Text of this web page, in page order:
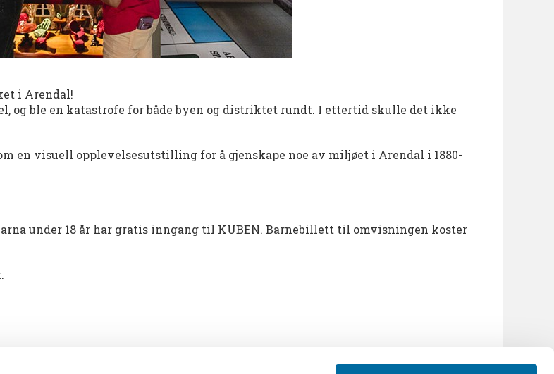
i Arendal!
og ble en katastrofe for både byen og distriktet rundt. I ettertid skulle det ikke
en visuell opplevelsesutstilling for å gjenskape noe av miljøet i Arendal i 1880-
under 18 år har gratis inngang til KUBEN. Barnebillett til omvisningen koster